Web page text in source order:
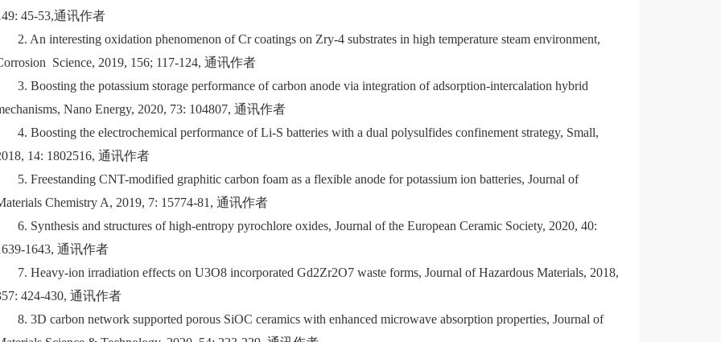
45-53,通讯作者
2. An interesting oxidation phenomenon of Cr coatings on Zry-4 substrates in high temperature steam environment,
Science, 2019, 156; 117-124, 通讯作者
3. Boosting the potassium storage performance of carbon anode via integration of adsorption-intercalation hybrid
Nano Energy, 2020, 73: 104807, 通讯作者
4. Boosting the electrochemical performance of Li-S batteries with a dual polysulfides confinement strategy, Small,
14: 1802516, 通讯作者
5. Freestanding CNT-modified graphitic carbon foam as a flexible anode for potassium ion batteries, Journal of
Chemistry A, 2019, 7: 15774-81, 通讯作者
6. Synthesis and structures of high-entropy pyrochlore oxides, Journal of the European Ceramic Society, 2020, 40:
1643, 通讯作者
7. Heavy-ion irradiation effects on U3O8 incorporated Gd2Zr2O7 waste forms, Journal of Hazardous Materials, 2018,
424-430, 通讯作者
8. 3D carbon network supported porous SiOC ceramics with enhanced microwave absorption properties, Journal of